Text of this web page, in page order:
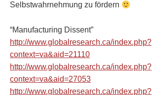
Selbstwahrnehmung zu fördern
“Manufacturing Dissent”
http://www.globalresearch.ca/index.php?
context=va&aid=21110
http://www.globalresearch.ca/index.php?
context=va&aid=27053
http://www.globalresearch.ca/index.php?